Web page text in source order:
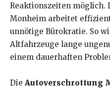
Reaktionszeiten möglich.
Monheim arbeitet
unnötige Bürokratie. So
Altfahrzeuge lange
einem dauerhaften
Die Autoverschrottung